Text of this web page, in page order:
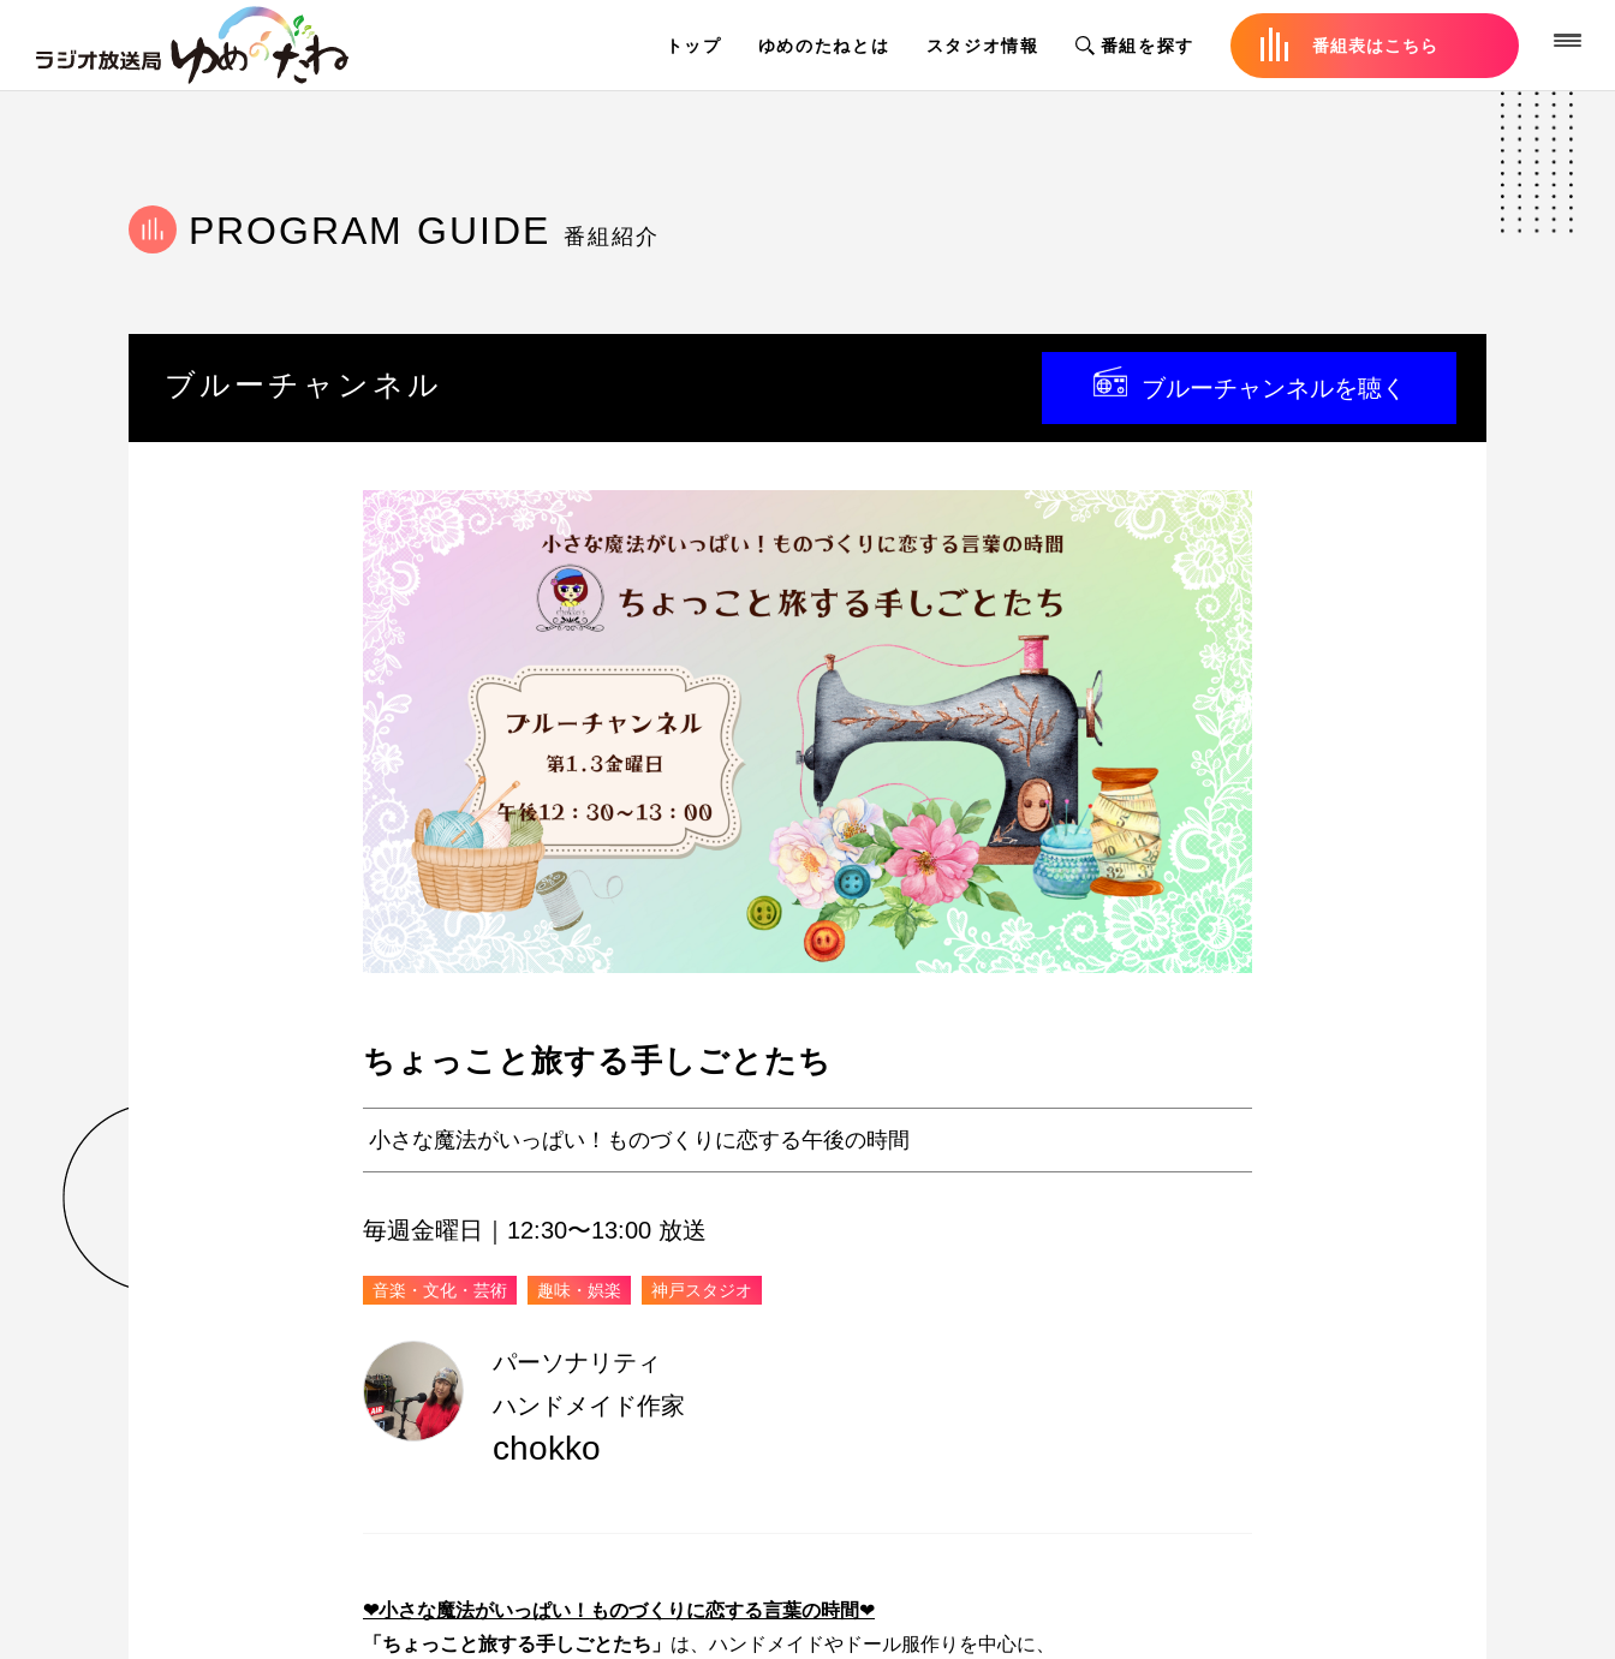
トップ ゆめのたねとは スタジオ情報 番組を探す 番組表はこちら
PROGRAM GUIDE 番組紹介
ブルーチャンネル ブルーチャンネルを聴く
ちょっこと旅する手しごとたち
小さな魔法がいっぱい！ものづくりに恋する午後の時間
毎週金曜日｜12:30〜13:00 放送
音楽・文化・芸術 趣味・娯楽 神戸スタジオ
パーソナリティ
ハンドメイド作家
chokko
❤小さな魔法がいっぱい！ものづくりに恋する言葉の時間❤
「ちょっこと旅する手しごとたち」 は、ハンドメイドやドール服作りを中心に、